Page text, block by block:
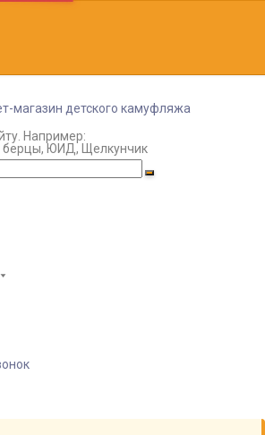
Например:
берцы, ЮИД, Щелкунчик